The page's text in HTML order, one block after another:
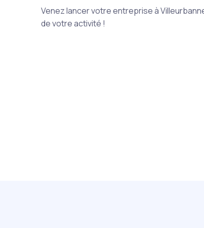
Venez lancer votre entreprise à
de votre activité !